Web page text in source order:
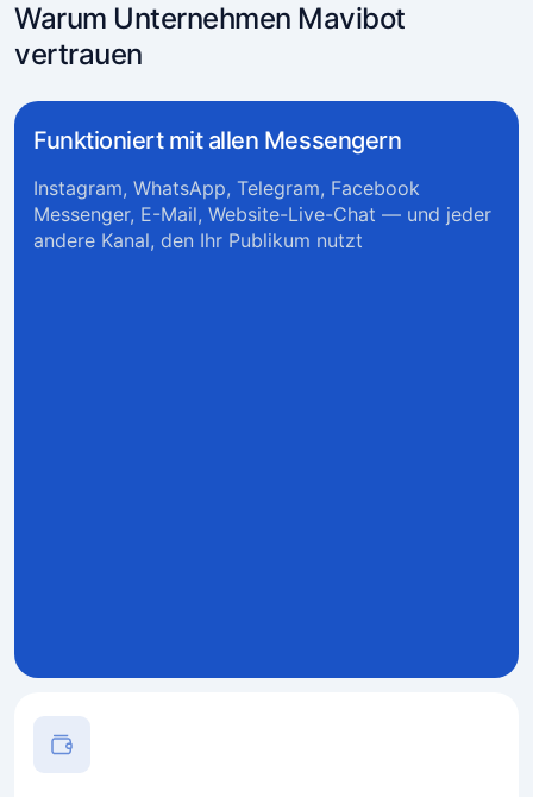
Warum Unternehmen Mavibot
vertrauen
Funktioniert mit allen Messengern
Instagram, WhatsApp, Telegram, Facebook
Messenger, E-Mail, Website-Live-Chat — und jeder
andere Kanal, den Ihr Publikum nutzt